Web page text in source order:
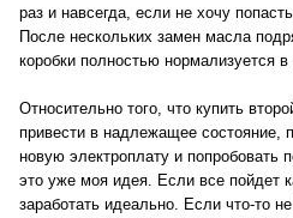
раз и навсегда, если не хочу
После нескольких замен масла
коробки полностью нормализуется
Относительно того, что купить
привести в надлежащее состояние,
новую электроплату и попробовать
это уже моя идея. Если все пойдет
заработать идеально. Если что-то